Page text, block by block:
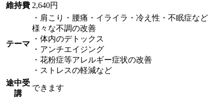
維持費 2,640円
テーマ
・肩こり・腰痛・イライラ・冷え性・不眠症など
様々な不調の改善
・体内のデトックス
・アンチエイジング
・花粉症等アレルギー症状の改善
・ストレスの軽減など
途中受
講
できます